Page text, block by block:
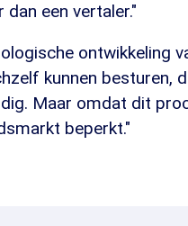
een vertaler."
ontwikkeling
kunnen besturen,
Maar omdat dit
beperkt."